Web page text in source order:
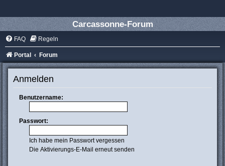
Carcassonne-Forum
FAQ Regeln
Portal Forum
Anmelden
Benutzername:
Passwort:
Ich habe mein Passwort vergessen
Die Aktivierungs-E-Mail erneut senden